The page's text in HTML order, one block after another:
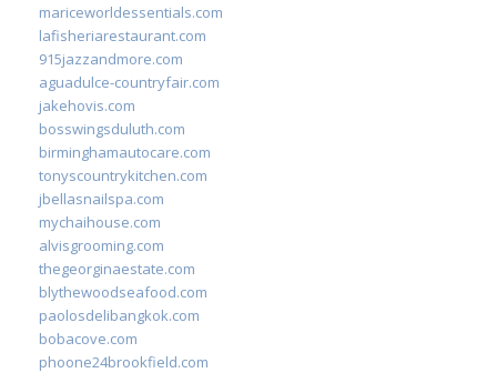
mariceworldessentials.com
lafisheriarestaurant.com
915jazzandmore.com
aguadulce-countryfair.com
jakehovis.com
bosswingsduluth.com
birminghamautocare.com
tonyscountrykitchen.com
jbellasnailspa.com
mychaihouse.com
alvisgrooming.com
thegeorginaestate.com
blythewoodseafood.com
paolosdelibangkok.com
bobacove.com
phoone24brookfield.com